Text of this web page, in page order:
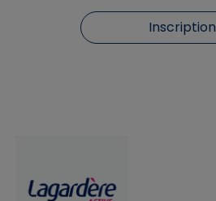
Inscription